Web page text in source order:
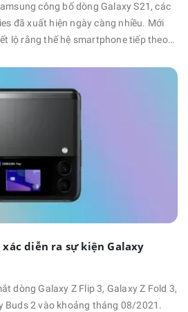
công bố dòng Galaxy S21, các
đã xuất hiện ngày càng nhiều. Mới
lộ rằng thế hệ smartphone tiếp theo
Ultra: 6.8 - 6.81 inch. Như bạn có thể thấy, …
diễn ra sự kiện Galaxy
dòng Galaxy Z Flip 3, Galaxy Z Fold 3,
Buds 2 vào khoảng tháng 08/2021.